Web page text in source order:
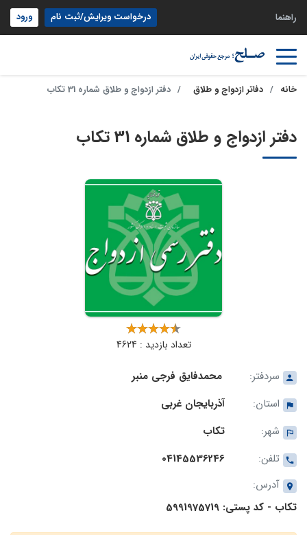
راهنما درخواست ویرایش/ثبت نام ورود
خانه دفاتر ازدواج و طلاق دفتر ازدواج و طلاق شماره 31 تکاب
دفتر ازدواج و طلاق شماره 31 تکاب
تعداد بازدید : 4624
سردفتر:
محمدفایق فرجی منبر
استان:
آذربایجان غربی
شهر:
تکاب
تلفن:
04145536246
آدرس:
تکاب - کد پستی: 5991975719